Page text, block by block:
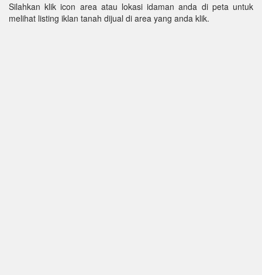
Silahkan klik icon area atau lokasi idaman anda di peta untuk
melihat listing iklan tanah dijual di area yang anda klik.